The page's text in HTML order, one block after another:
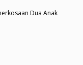
Dua Anak